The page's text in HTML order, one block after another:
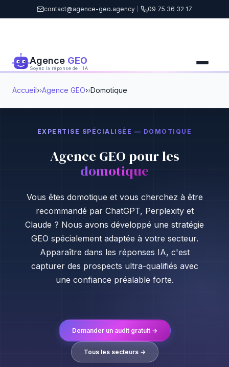
contact@agence-geo.agency 09 75 36 32 17
Agence GEO
Soyez la réponse de l'IA
Accueil› Agence GEO› Domotique
EXPERTISE SPÉCIALISÉE — DOMOTIQUE
Agence GEO pour les
domotique
Vous êtes domotique et vous cherchez à être
recommandé par ChatGPT, Perplexity et
Claude ? Nous avons développé une stratégie
GEO spécialement adaptée à votre secteur.
Apparaître dans les réponses IA, c'est
capturer des prospects ultra-qualifiés avec
une confiance préalable forte.
Demander un audit gratuit →
Tous les secteurs →